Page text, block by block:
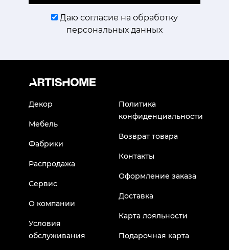
Даю согласие на обработку
персональных данных
Декор
Мебель
Фабрики
Распродажа
Сервис
О компании
Условия
обслуживания
Политика
конфиденциальности
Возврат товара
Контакты
Оформление заказа
Доставка
Карта лояльности
Подарочная карта